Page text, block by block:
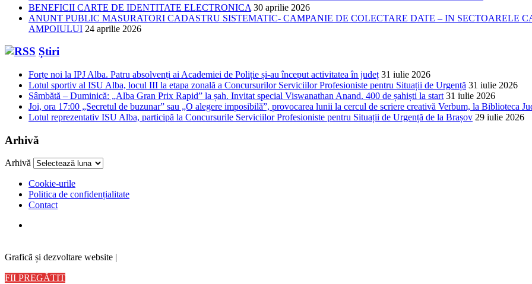
BENEFICII CARTE DE IDENTITATE ELECTRONICA 30 aprilie 2026
ANUNT PUBLIC MASURATORI CADASTRU SISTEMATIC- CAMPANIE DE COLECTARE DATE – IN SECTOARELE
AMPOIULUI 24 aprilie 2026
Știri
Forțe noi la IPJ Alba. Patru absolvenți ai Academiei de Poliție și-au început activitatea în județ 31 iulie 2026
Lotul sportiv al ISU Alba, locul III la etapa zonală a Concursurilor Serviciilor Profesioniste pentru Situații de Urgență 31 iulie 2026
Sâmbătă – Duminică: „Alba Gran Prix Rapid” la șah. Invitat special Viswanathan Anand. 400 de șahiști la start 31 iulie 2026
Joi, ora 17:00 „Secretul de buzunar” sau „O alegere imposibilă”, provocarea lunii la cercul de scriere creativă Verbum, la Biblioteca
Lotul reprezentativ ISU Alba, participă la Concursurile Serviciilor Profesioniste pentru Situații de Urgență de la Brașov 29 iulie 2026
Arhivă
Arhivă
Cookie-urile
Politica de confidențialitate
Contact
Graficã și dezvoltare website |
FII PREGĂTIT